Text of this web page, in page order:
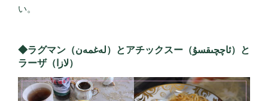
い。
◆ラグマン（لەغمەن）とアチックスー（ئاچچىقسۇ）と
ラーザ（لازا）